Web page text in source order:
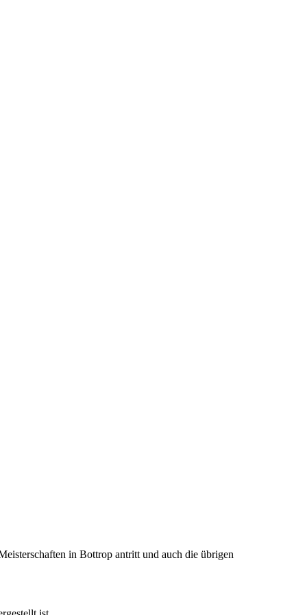
in Bottrop antritt und auch die übrigen